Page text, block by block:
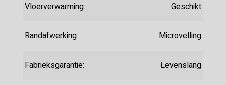
Vloerverwarming: Geschikt
Randafwerking: Microvelling
Fabrieksgarantie: Levenslang